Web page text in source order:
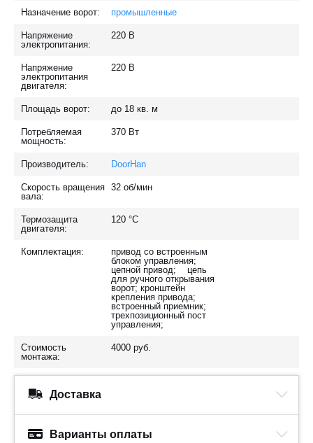
Назначение ворот: промышленные
Напряжение
электропитания:
220 В
Напряжение
электропитания
двигателя:
220 В
Площадь ворот: до 18 кв. м
Потребляемая
мощность:
370 Вт
Производитель: DoorHan
Скорость вращения
вала:
32 об/мин
Термозащита
двигателя:
120 °C
Комплектация:
привод со встроенным
блоком управления;
цепной привод; цепь
для ручного открывания
ворот; кронштейн
крепления привода;
встроенный приемник;
трехпозиционный пост
управления;
Стоимость
монтажа:
4000 руб.
Доставка
Варианты оплаты